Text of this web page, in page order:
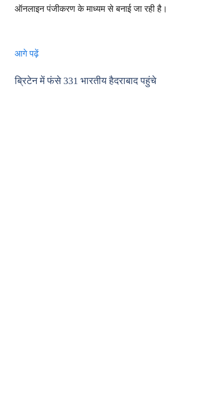
ऑनलाइन पंजीकरण के माध्यम से बनाई जा रही है।
आगे पढ़ें
ब्रिटेन में फंसे 331 भारतीय हैदराबाद पहुंचे